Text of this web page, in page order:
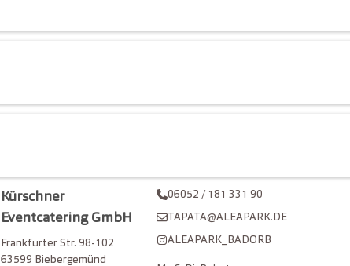
Kürschner
Eventcatering GmbH
Frankfurter Str. 98-102
63599 Biebergemünd
06052 / 181 331 90
TAPATA@ALEAPARK.DE
ALEAPARK_BADORB